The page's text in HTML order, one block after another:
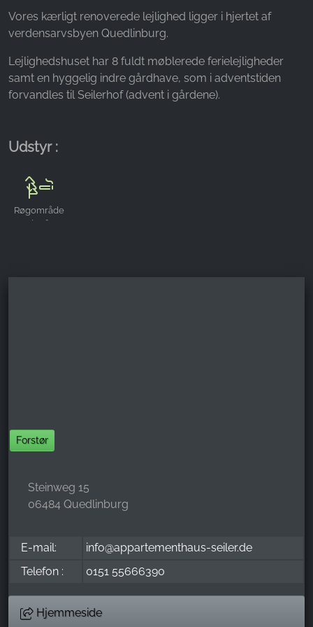
Vores kærligt renoverede lejlighed ligger i hjertet af
verdensarvsbyen Quedlinburg.
Lejlighedshuset har 8 fuldt møblerede ferielejligheder
samt en hyggelig indre gårdhave, som i adventstiden
forvandles til Seilerhof (advent i gårdene).
Udstyr :
Røgområde
udenfor
Forstør
Steinweg 15
06484 Quedlinburg
E-mail:
info@appartementhaus-seiler.de
Telefon :
0151 55666390
Hjemmeside
_fbp, fr, _fbq, fbq
Facebook Ireland Ltd.
Purpose:
Måling af reklamer og markedsføring
3 måneder - 1 år
STATISTIK
Statistikcookies indsamler oplysninger anonymt.
Indsamling af statistik om brug af hjemmesiden